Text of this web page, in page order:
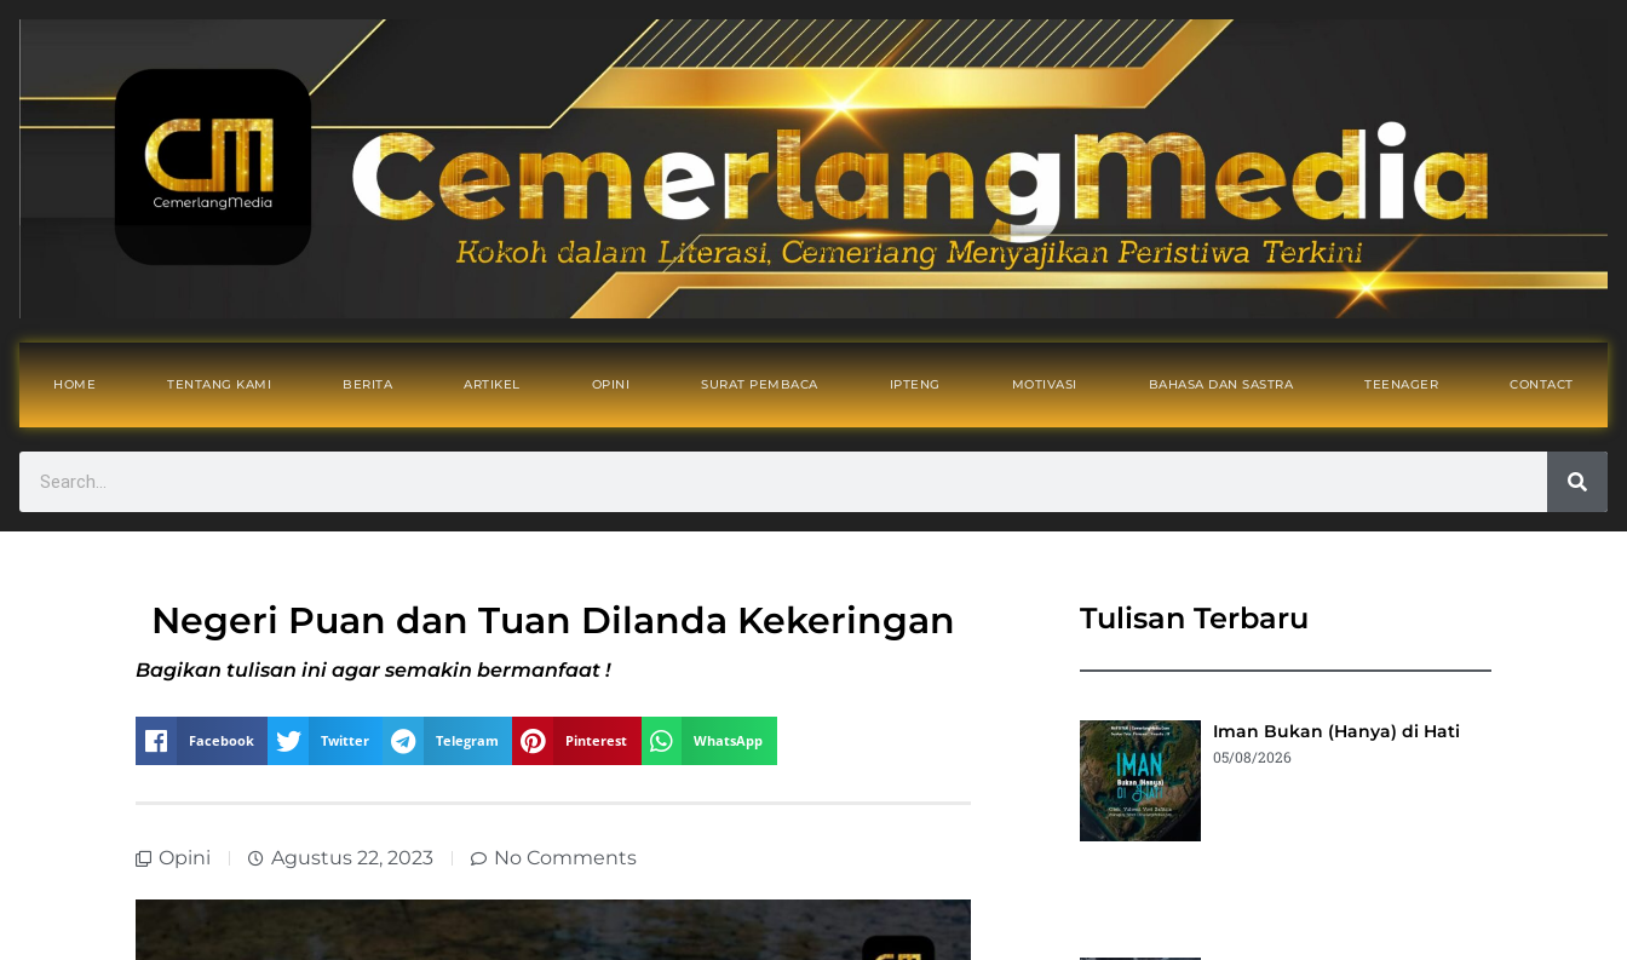
HOME TENTANG KAMI BERITA ARTIKEL OPINI SURAT PEMBACA IPTENG MOTIVASI BAHASA DAN SASTRA TEENAGER CONTACT
Negeri Puan dan Tuan Dilanda Kekeringan
Bagikan tulisan ini agar semakin bermanfaat !
Facebook Twitter Telegram Pinterest WhatsApp
Opini Agustus 22, 2023 No Comments
Tulisan Terbaru
Iman Bukan (Hanya) di Hati
05/08/2026